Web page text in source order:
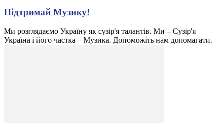
Підтримай Музику!
Ми розглядаємо Україну як сузір'я талантів. Ми – Сузір'я
Україна і його частка – Музика. Допоможіть нам допомагати.